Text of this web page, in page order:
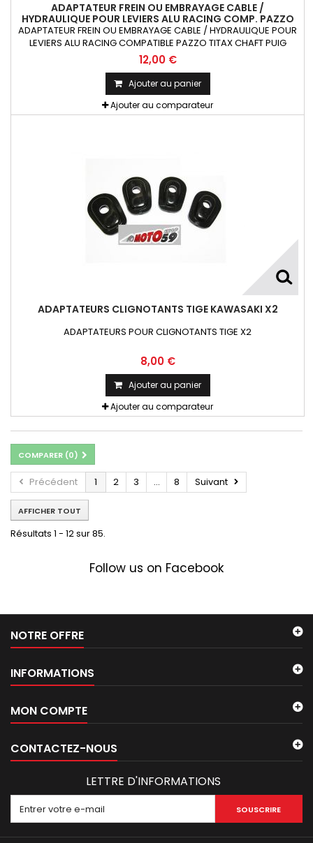
ADAPTATEUR FREIN OU EMBRAYAGE CABLE /
HYDRAULIQUE POUR LEVIERS ALU RACING COMP. PAZZO
TITAX CHAFT PUIG RIZOMA X1
ADAPTATEUR FREIN OU EMBRAYAGE CABLE / HYDRAULIQUE POUR
LEVIERS ALU RACING COMPATIBLE PAZZO TITAX CHAFT PUIG
RIZOMA 1 pièce
12,00 €
Ajouter au panier
Ajouter au comparateur
ADAPTATEURS CLIGNOTANTS TIGE KAWASAKI X2
ADAPTATEURS POUR CLIGNOTANTS TIGE X2
8,00 €
Ajouter au panier
Ajouter au comparateur
COMPARER (0)
Précédent 1 2 3 ... 8 Suivant
AFFICHER TOUT
Résultats 1 - 12 sur 85.
Follow us on Facebook
NOTRE OFFRE
INFORMATIONS
MON COMPTE
CONTACTEZ-NOUS
LETTRE D'INFORMATIONS
SOUSCRIRE